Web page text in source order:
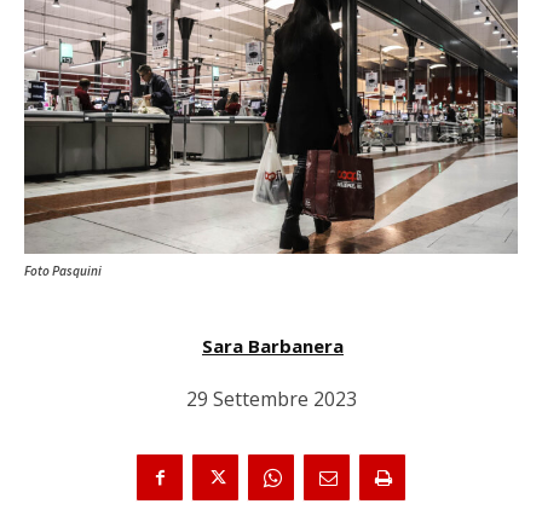
Foto Pasquini
Sara Barbanera
29 Settembre 2023